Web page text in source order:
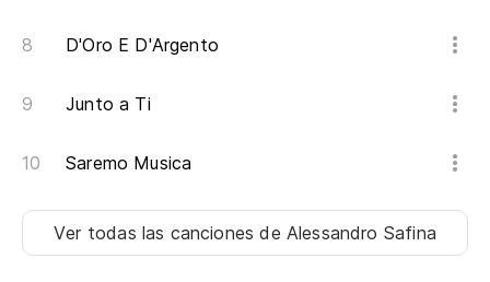
D'Oro E D'Argento
Junto a Ti
Saremo Musica
Ver todas las cancionesde Alessandro Safina